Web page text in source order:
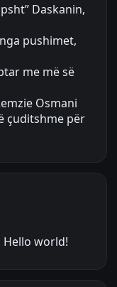
Daskanin,
pushimet,
me më së
Osmani
çuditshme për
Hello world!